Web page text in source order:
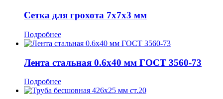
Сетка для грохота 7х7x3 мм
Подробнее
Лента стальная 0.6x40 мм ГОСТ 3560-73
Подробнее